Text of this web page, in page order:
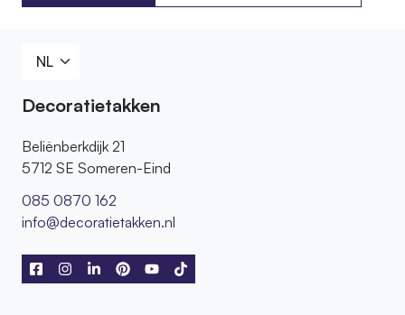
085 0870 162
Decoratietakken
Beliënberkdijk 21
5712 SE Someren-Eind
085 0870 162
info@decoratietakken.nl